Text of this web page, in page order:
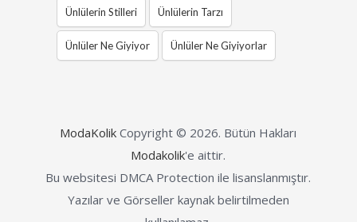
Ünlülerin Stilleri Ünlülerin Tarzı
Ünlüler Ne Giyiyor Ünlüler Ne Giyiyorlar
ModaKolik Copyright © 2026. Bütün Hakları
Modakolik'e aittir.
Bu websitesi DMCA Protection ile lisanslanmıştır.
Yazılar ve Görseller kaynak belirtilmeden